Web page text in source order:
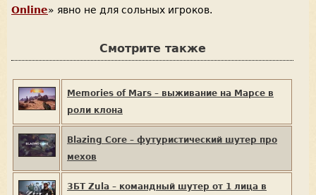
Online» явно не для сольных игроков.
Смотрите также
Memories of Mars – выживание на Марсе в
роли клона
Blazing Core – футуристический шутер про
мехов
ЗБТ Zula – командный шутер от 1 лица в